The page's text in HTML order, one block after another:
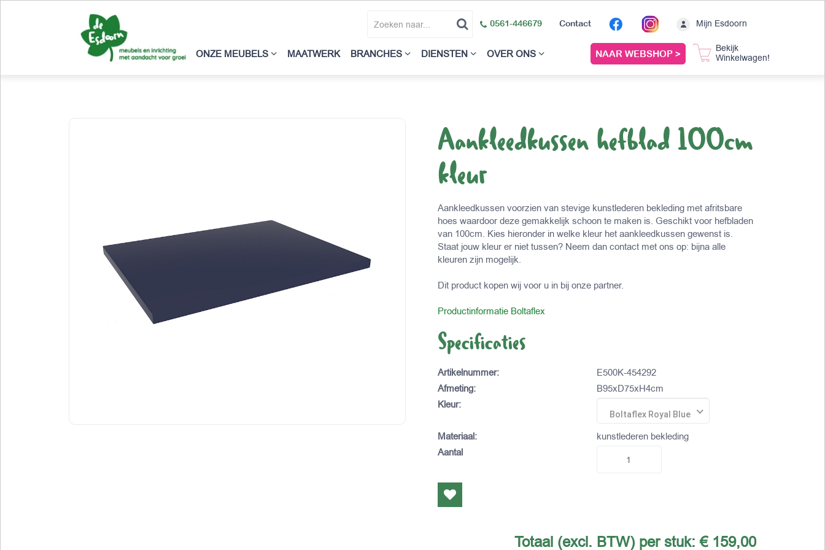
0561-446679 Contact Mijn Esdoorn
ONZE MEUBELS MAATWERK BRANCHES DIENSTEN OVER ONS NAAR WEBSHOP >
Bekijk
Winkelwagen!
Aankleedkussen hefblad 100cm
kleur
Aankleedkussen voorzien van stevige kunstlederen bekleding met afritsbare
hoes waardoor deze gemakkelijk schoon te maken is. Geschikt voor hefbladen
van 100cm. Kies hieronder in welke kleur het aankleedkussen gewenst is.
Staat jouw kleur er niet tussen? Neem dan contact met ons op: bijna alle
kleuren zijn mogelijk.
Dit product kopen wij voor u in bij onze partner.
Productinformatie Boltaflex
Specificaties
Artikelnummer:
E500K-454292
Afmeting:
B95xD75xH4cm
Kleur:
Boltaflex Royal Blue
Materiaal:
kunstlederen bekleding
Aantal
Totaal (excl. BTW) per stuk:€ 159,00